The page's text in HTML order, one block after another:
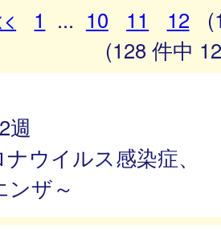
1 ... 10 11 12
(128 件中
週
ウイルス感染症、
ンザ～